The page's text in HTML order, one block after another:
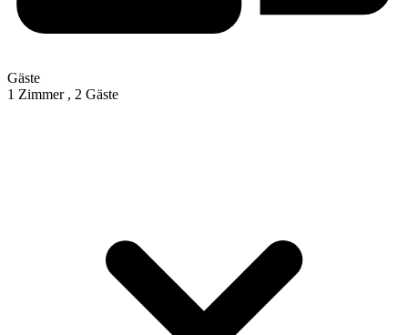
Gäste
1 Zimmer , 2 Gäste